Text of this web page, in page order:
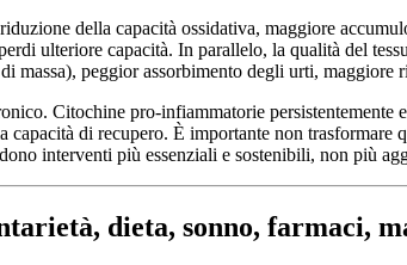
della capacità ossidativa, maggiore
ulteriore capacità. In parallelo, la qualità del
massa), peggior assorbimento degli urti, maggiore
Citochine pro-infiammatorie
di recupero. È importante non
interventi più essenziali e sostenibili, non più
dieta, sonno, farmaci,